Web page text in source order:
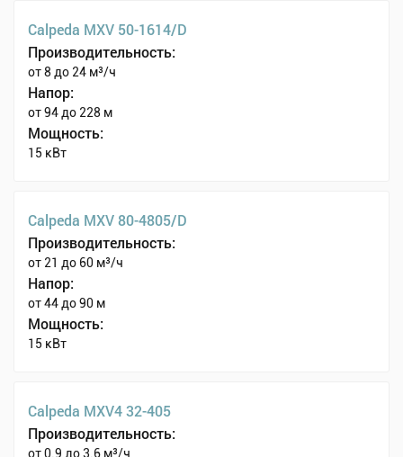
Calpeda MXV 50-1614/D
Производительность:
от 8 до 24 м³/ч
Напор:
от 94 до 228 м
Мощность:
15 кВт
Calpeda MXV 80-4805/D
Производительность:
от 21 до 60 м³/ч
Напор:
от 44 до 90 м
Мощность:
15 кВт
Calpeda MXV4 32-405
Производительность:
от 0.9 до 3.6 м³/ч